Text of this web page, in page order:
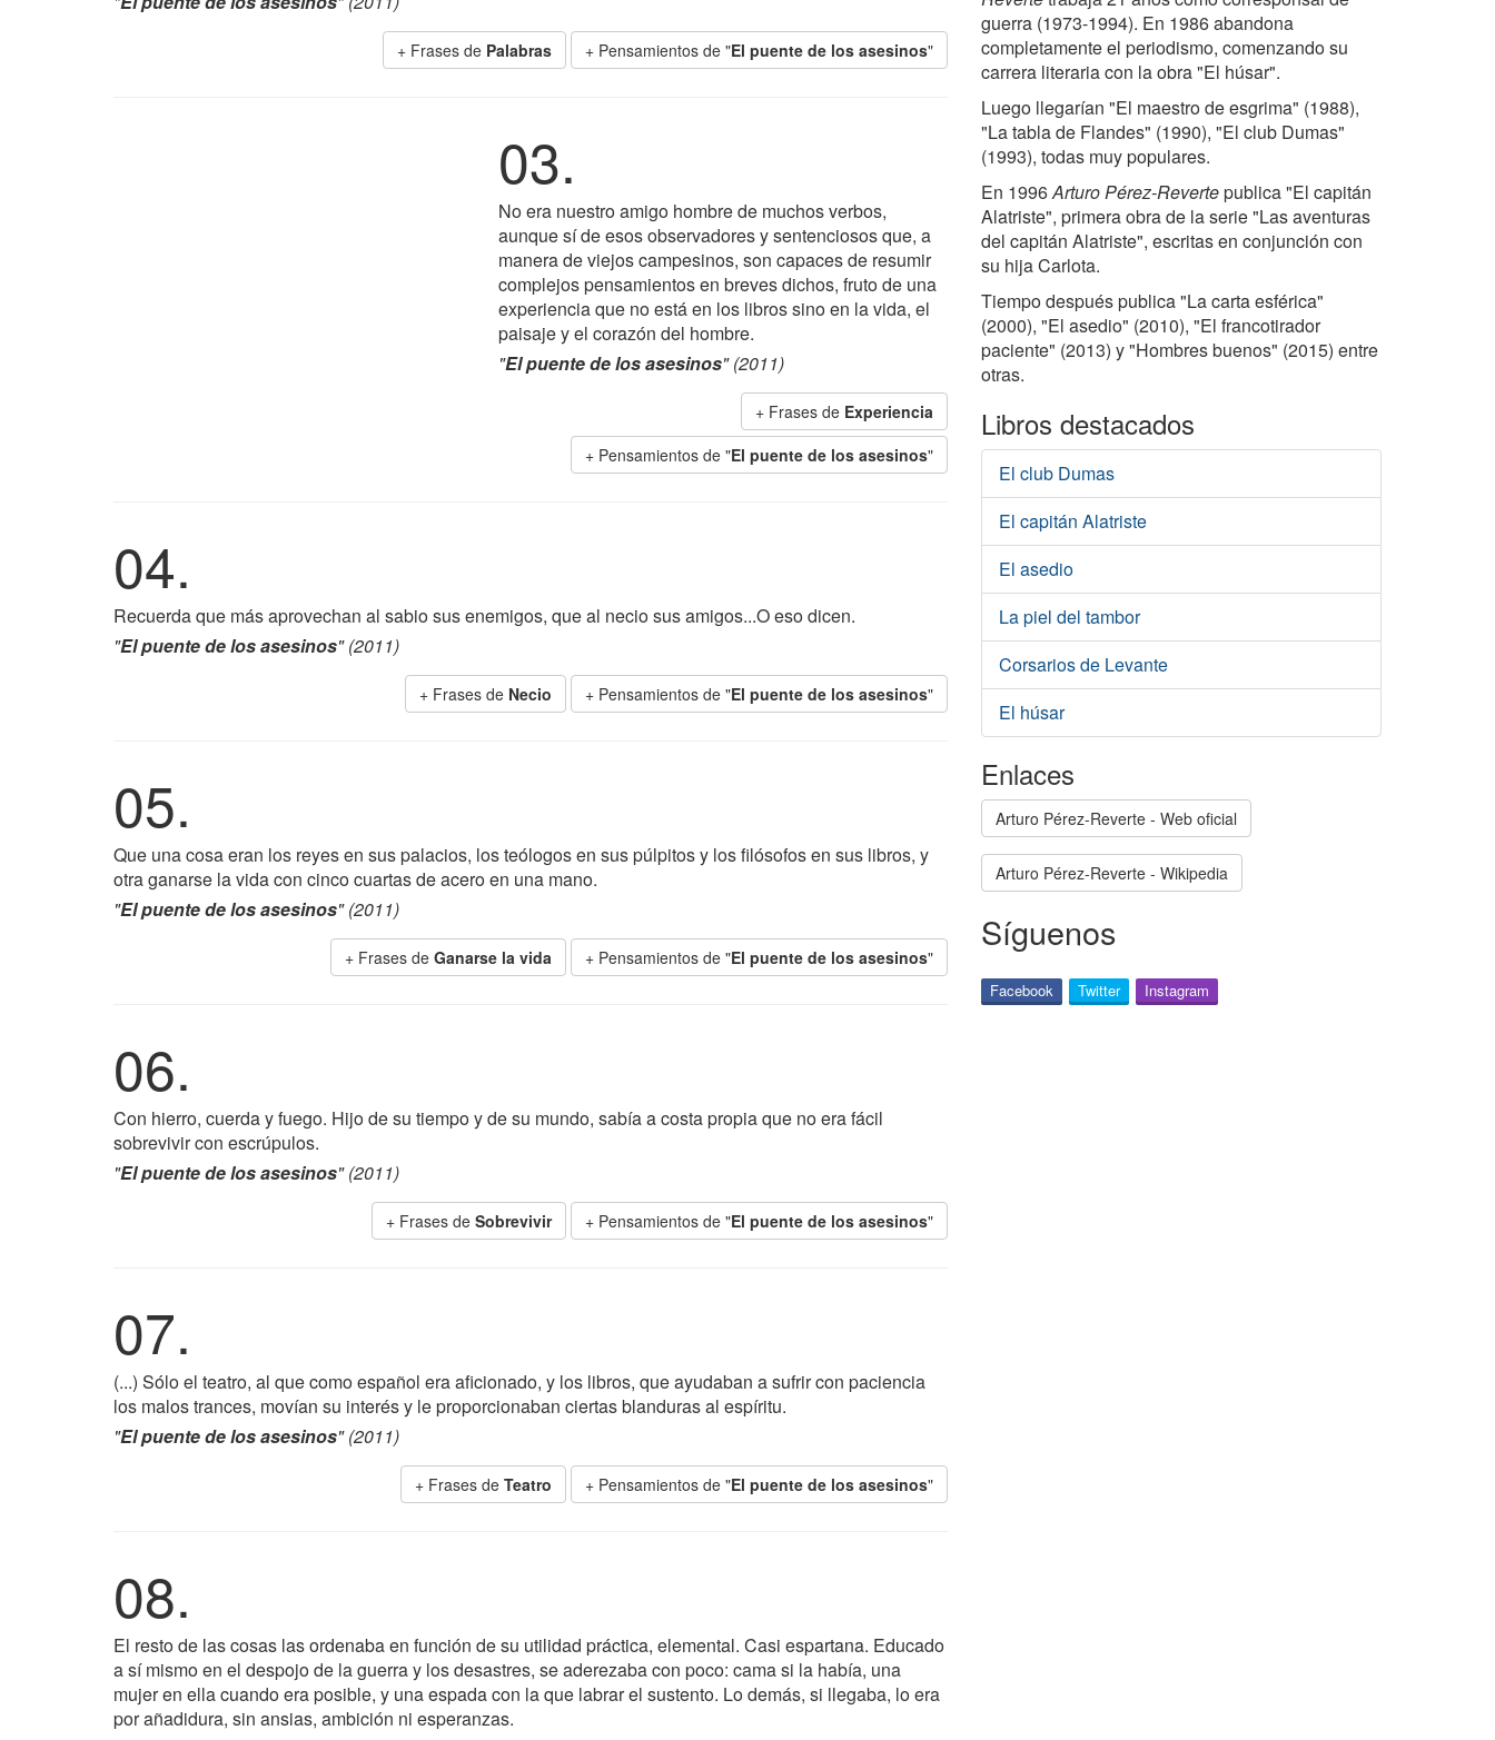
+ Frases de Palabras + Pensamientos de "El puente de los asesinos"
03.
No era nuestro amigo hombre de muchos verbos,
aunque sí de esos observadores y sentenciosos que, a
manera de viejos campesinos, son capaces de resumir
complejos pensamientos en breves dichos, fruto de una
experiencia que no está en los libros sino en la vida, el
paisaje y el corazón del hombre.
"El puente de los asesinos" (2011)
+ Frases de Experiencia
+ Pensamientos de "El puente de los asesinos"
04.
Recuerda que más aprovechan al sabio sus enemigos, que al necio sus amigos...O eso dicen.
"El puente de los asesinos" (2011)
+ Frases de Necio + Pensamientos de "El puente de los asesinos"
05.
Que una cosa eran los reyes en sus palacios, los teólogos en sus púlpitos y los filósofos en sus libros, y
otra ganarse la vida con cinco cuartas de acero en una mano.
"El puente de los asesinos" (2011)
+ Frases de Ganarse la vida + Pensamientos de "El puente de los asesinos"
06.
Con hierro, cuerda y fuego. Hijo de su tiempo y de su mundo, sabía a costa propia que no era fácil
sobrevivir con escrúpulos.
"El puente de los asesinos" (2011)
+ Frases de Sobrevivir + Pensamientos de "El puente de los asesinos"
07.
(...) Sólo el teatro, al que como español era aficionado, y los libros, que ayudaban a sufrir con paciencia
los malos trances, movían su interés y le proporcionaban ciertas blanduras al espíritu.
"El puente de los asesinos" (2011)
+ Frases de Teatro + Pensamientos de "El puente de los asesinos"
08.
El resto de las cosas las ordenaba en función de su utilidad práctica, elemental. Casi espartana. Educado
a sí mismo en el despojo de la guerra y los desastres, se aderezaba con poco: cama si la había, una
mujer en ella cuando era posible, y una espada con la que labrar el sustento. Lo demás, si llegaba, lo era
por añadidura, sin ansias, ambición ni esperanzas.
guerra (1973-1994). En 1986 abandona
completamente el periodismo, comenzando su
carrera literaria con la obra "El húsar".
Luego llegarían "El maestro de esgrima" (1988),
"La tabla de Flandes" (1990), "El club Dumas"
(1993), todas muy populares.
En 1996Arturo Pérez-Revertepublica "El capitán
Alatriste", primera obra de la serie "Las aventuras
del capitán Alatriste", escritas en conjunción con
su hija Carlota.
Tiempo después publica "La carta esférica"
(2000), "El asedio" (2010), "El francotirador
paciente" (2013) y "Hombres buenos" (2015) entre
otras.
Libros destacados
El club Dumas
El capitán Alatriste
El asedio
La piel del tambor
Corsarios de Levante
El húsar
Enlaces
Arturo Pérez-Reverte - Web oficial
Arturo Pérez-Reverte - Wikipedia
Síguenos
Facebook Twitter Instagram